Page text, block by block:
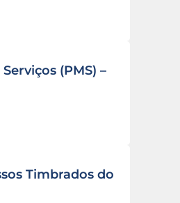
(PMS) –
Timbrados do